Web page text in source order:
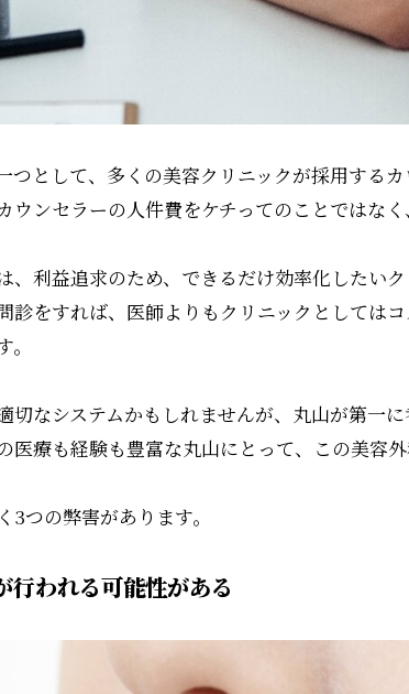
として、多くの美容クリニックが採用する
ンセラーの人件費をケチってのことではなく
利益追求のため、できるだけ効率化したい
診をすれば、医師よりもクリニックとしては
切なシステムかもしれませんが、丸山が第一
療も経験も豊富な丸山にとって、この美容
つの弊害があります。
われる可能性がある